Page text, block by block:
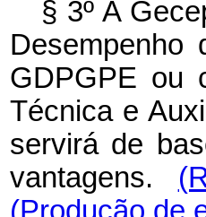
§ 3º A
GDPGPE ou
Técnica e
servirá de
vantagens.
(Produção de